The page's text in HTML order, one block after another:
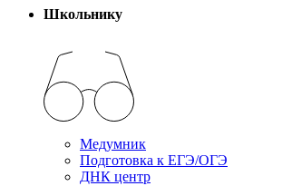
Школьнику
Медумник
Подготовка к ЕГЭ/ОГЭ
ДНК центр